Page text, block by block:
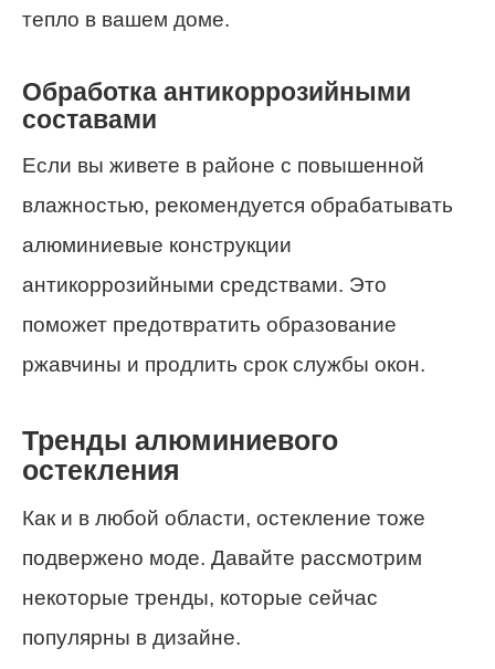
тепло в вашем доме.
Обработка антикоррозийными
составами
Если вы живете в районе с повышенной
влажностью, рекомендуется обрабатывать
алюминиевые конструкции
антикоррозийными средствами. Это
поможет предотвратить образование
ржавчины и продлить срок службы окон.
Тренды алюминиевого
остекления
Как и в любой области, остекление тоже
подвержено моде. Давайте рассмотрим
некоторые тренды, которые сейчас
популярны в дизайне.